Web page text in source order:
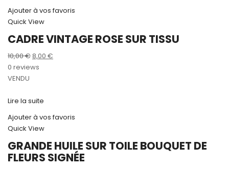
Ajouter à vos favoris
Quick View
CADRE VINTAGE ROSE SUR TISSU
10,00€Le
prix
10,00 €.
8,00 €
0 reviews
VENDU
Lire la suite
Ajouter à vos favoris
Quick View
GRANDE HUILE SUR TOILE BOUQUET DE
FLEURS SIGNÉE